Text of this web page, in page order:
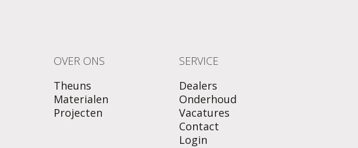
OVER ONS
Theuns
Materialen
Projecten
SERVICE
Dealers
Onderhoud
Vacatures
Contact
Login